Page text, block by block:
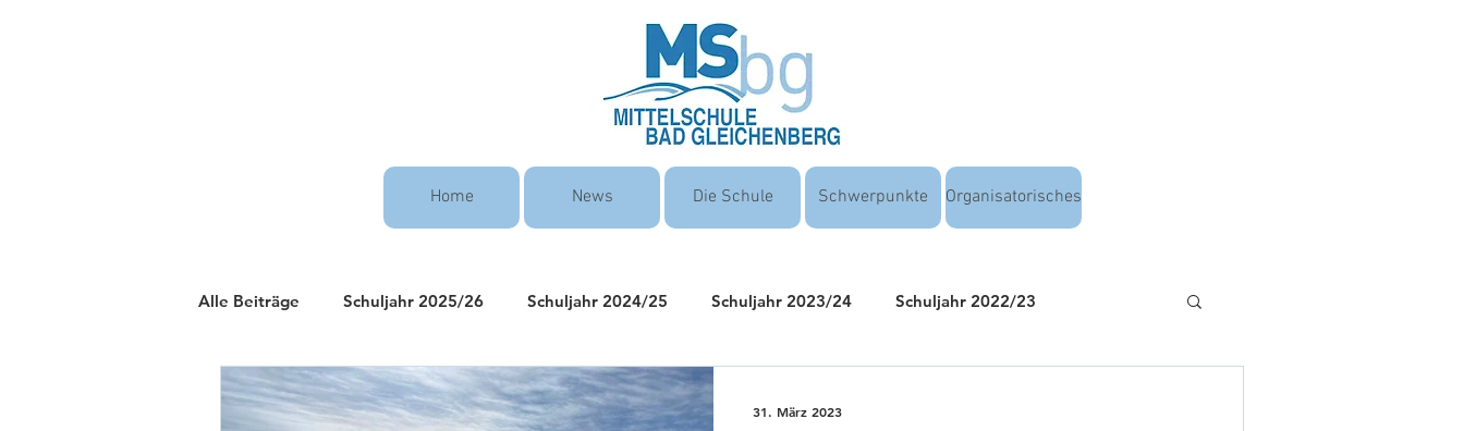
Home News Die Schule Schwerpunkte Organisatorisches
Alle Beiträge Schuljahr 2025/26 Schuljahr 2024/25 Schuljahr 2023/24 Schuljahr 2022/23
Schuljahr 2021/22
31. März 2023